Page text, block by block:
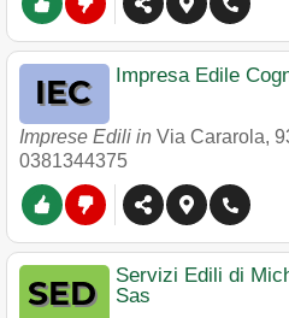
Impresa Edile
Imprese Edili in Via Cararola,
0381344375
Servizi Edili di
Sas